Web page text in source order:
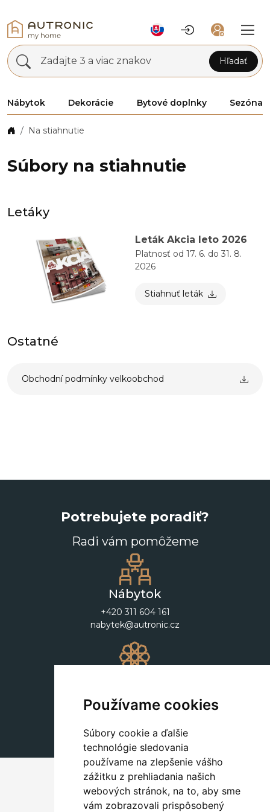
Používame cookies
Súbory cookie a ďalšie
technológie sledovania
používame na zlepšenie vášho
zážitku z prehliadania našich
webových stránok, na to, aby sme
vám zobrazovali prispôsobený
Zadajte 3 a viac znakov Hľadať
Nábytok Dekorácie Bytové doplnky Sezóna
Na stiahnutie
Súbory na stiahnutie
Letáky
Leták Akcia leto 2026
Platnosť od 17. 6. do 31. 8.
2026
Stiahnuť leták
Ostatné
Obchodní podmínky velkoobchod
Potrebujete poradiť?
Radi vám pomôžeme
Nábytok
+420 311 604 161
nabytek@autronic.cz
+420 311 604 182
dekorace@autronic.cz